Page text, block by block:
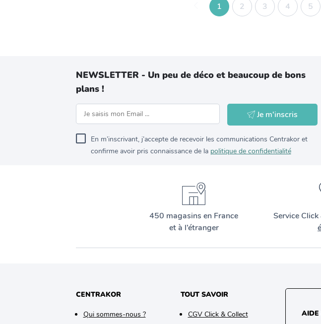
1 2 3 4 5
NEWSLETTER - Un peu de déco et beaucoup de bons
plans !
Je m'inscris
En m’inscrivant, j’accepte de recevoir les communications Centrakor et
confirme avoir pris connaissance de la politique de confidentialité
450 magasins en France
et à l’étranger
Service
CENTRAKOR
Qui sommes-nous ?
TOUT SAVOIR
CGV Click & Collect AIDE